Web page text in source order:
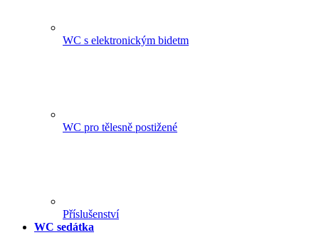
WC s elektronickým bidetm
WC pro tělesně postižené
Příslušenství
WC sedátka